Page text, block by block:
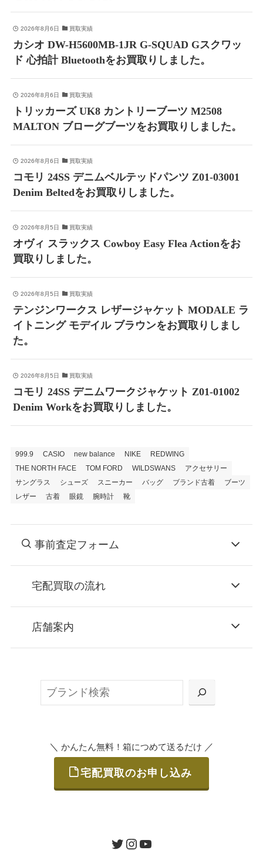
2026年8月6日 買取実績
カシオ DW-H5600MB-1JR G-SQUAD Gスクワッ
ド 心拍計 Bluetoothをお買取りしました。
2026年8月6日 買取実績
トリッカーズ UK8 カントリーブーツ M2508
MALTON ブローグブーツをお買取りしました。
2026年8月6日 買取実績
コモリ 24SS デニムベルテッドパンツ Z01-03001
Denim Beltedをお買取りしました。
2026年8月5日 買取実績
オヴィ スラックス Cowboy Easy Flea Actionをお
買取りしました。
2026年8月5日 買取実績
テンジンワークス レザージャケット MODALE ラ
イトニング モデイル ブラウンをお買取りしまし
た。
2026年8月5日 買取実績
コモリ 24SS デニムワークジャケット Z01-01002
Denim Workをお買取りしました。
999.9 CASIO new balance NIKE
REDWING
THE NORTH FACE
TOM FORD WILDSWANS
アクセサリー
サングラス
シューズ スニーカー バッグ ブランド古着
ブーツ
レザー
古着 眼鏡 腕時計 靴
事前査定フォーム
宅配買取の流れ
お申込み
または梱包材不要の「集荷申込」からお選び
ご発送
店舗案内
＼ かんたん無料！箱につめて送るだけ ／
宅配買取のお申し込み
ツイッターインスタグラムユーチューブ